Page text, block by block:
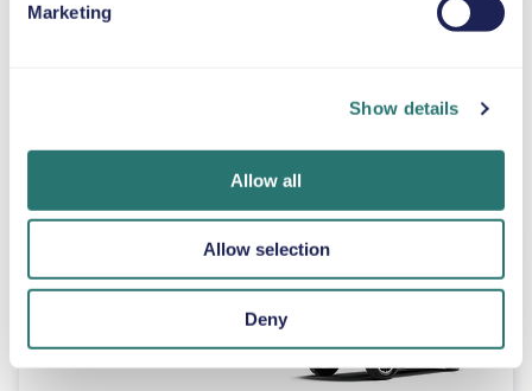
Marketing
Show details
Allow all
Allow selection
Deny
Jeep Wrangler
5 Sitze
Toyota Tacoma